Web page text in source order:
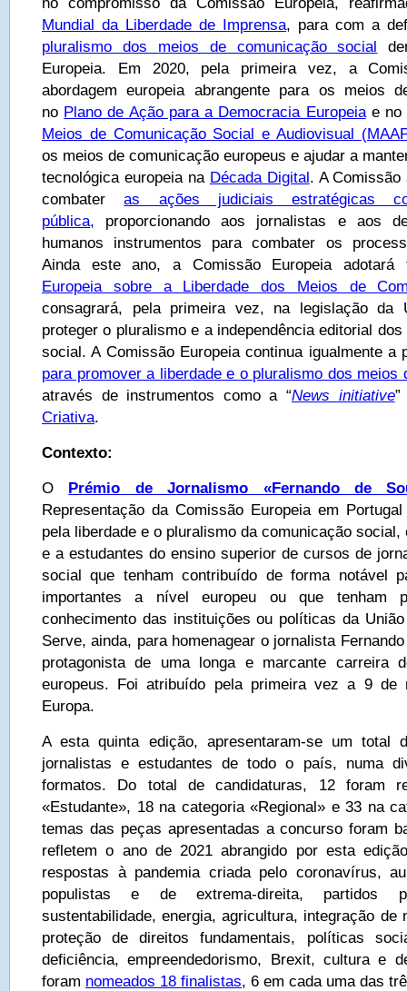
Mundial da Liberdade de Imprensa, para com a
pluralismo dos meios de comunicação social
Europeia. Em 2020, pela primeira vez, a
abordagem europeia abrangente para os meios
no Plano de Ação para a Democracia Europeiae no
Meios de Comunicação Social e Audiovisual
os meios de comunicação europeus e ajudar a
tecnológica europeia na Década Digital. A
combateras ações judiciais estratégicas
pública, proporcionando aos jornalistas e aos
humanos instrumentos para combater os
Ainda este ano, a Comissão Europeia
Europeia sobre a Liberdade dos Meios de
consagrará, pela primeira vez, na legislação da
proteger o pluralismo e a independência editorial
social. A Comissão Europeia continua igualmente a
para promover a liberdade e o pluralismo dos meios
através de instrumentos como a “News initiative
Criativa.
Contexto:
O Prémio de Jornalismo «Fernando de
Representação da Comissão Europeia em
pela liberdade e o pluralismo da comunicação
e a estudantes do ensino superior de cursos de
social que tenham contribuído de forma notável
importantes a nível europeu ou que tenham
conhecimento das instituições ou políticas da
Serve, ainda, para homenagear o jornalista
protagonista de uma longa e marcante carreira
europeus. Foi atribuído pela primeira vez a 9 de
Europa.
A esta quinta edição, apresentaram-se um total
jornalistas e estudantes de todo o país, numa
formatos. Do total de candidaturas, 12 foram
«Estudante», 18 na categoria «Regional» e 33 na
temas das peças apresentadas a concurso foram
refletem o ano de 2021 abrangido por esta
respostas à pandemia criada pelo coronavírus,
populistas e de extrema-direita, partidos
sustentabilidade, energia, agricultura, integração de
proteção de direitos fundamentais, políticas
deficiência, empreendedorismo, Brexit, cultura e
foram nomeados 18 finalistas, 6 em cada uma das